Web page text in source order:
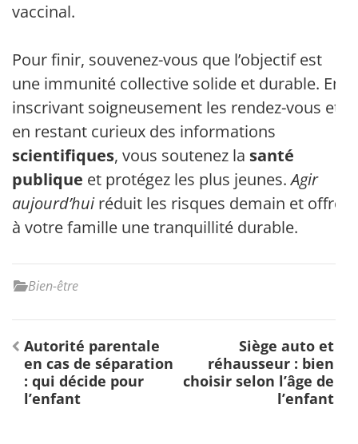
vaccinal.
Pour finir, souvenez-vous que l’objectif est
une immunité collective solide et durable. En
inscrivant soigneusement les rendez-vous et
en restant curieux des informations
scientifiques, vous soutenez la santé
publique et protégez les plus jeunes.Agir
aujourd’huiréduit les risques demain et offre
à votre famille une tranquillité durable.
Bien-être
Navigation
de
l’article
Autorité parentale
en cas de séparation
: qui décide pour
l’enfant
Siège auto et
réhausseur : bien
choisir selon l’âge de
l’enfant